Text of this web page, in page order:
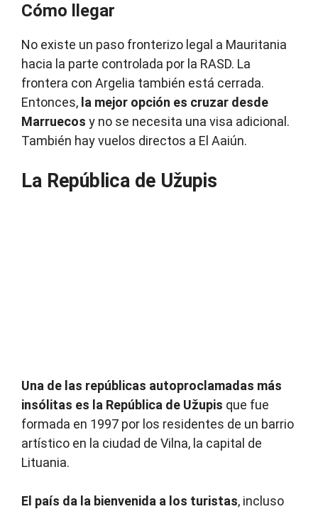
Cómo llegar
No existe un paso fronterizo legal a Mauritania
hacia la parte controlada por la RASD. La
frontera con Argelia también está cerrada.
Entonces, la mejor opción es cruzar desde
Marruecos y no se necesita una visa adicional.
También hay vuelos directos a El Aaiún.
La República de Užupis
Una de las repúblicas autoproclamadas más
insólitas es la República de Užupis que fue
formada en 1997 por los residentes de un barrio
artístico en la ciudad de Vilna, la capital de
Lituania.
El país da la bienvenida a los turistas, incluso